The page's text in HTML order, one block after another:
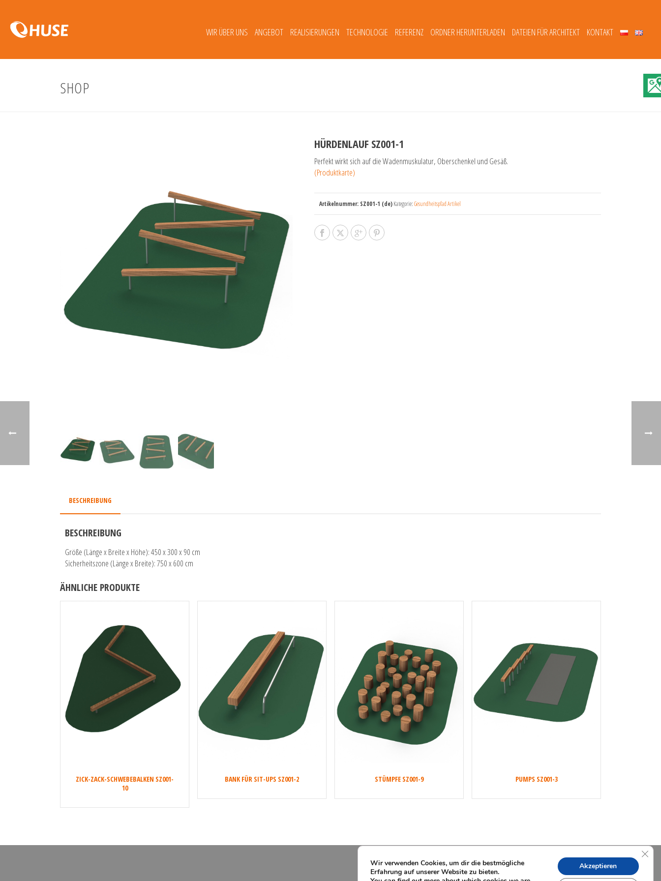
WIR ÜBER UNS ANGEBOT REALISIERUNGEN TECHNOLOGIE REFERENZ ORDNER HERUNTERLADEN DATEIEN FÜR ARCHITEKT KONTAKT
SHOP
HÜRDENLAUF SZ001-1
Perfekt wirkt sich auf die Wadenmuskulatur, Oberschenkel und Gesäß.
(Produktkarte)
Artikelnummer: SZ001-1 (de)Kategorie:Gesundheitspfad Artikel
BESCHREIBUNG
BESCHREIBUNG
Größe (Länge x Breite x Höhe): 450 x 300 x 90 cm
Sicherheitszone (Länge x Breite): 750 x 600 cm
ÄHNLICHE PRODUKTE
ZICK-ZACK-SCHWEBEBALKEN SZ001-
10
BANK FÜR SIT-UPS SZ001-2 STÜMPFE SZ001-9 PUMPS SZ001-3
Wir verwenden Cookies, um dir die bestmögliche
Erfahrung auf unserer Website zu bieten.
Akzeptieren